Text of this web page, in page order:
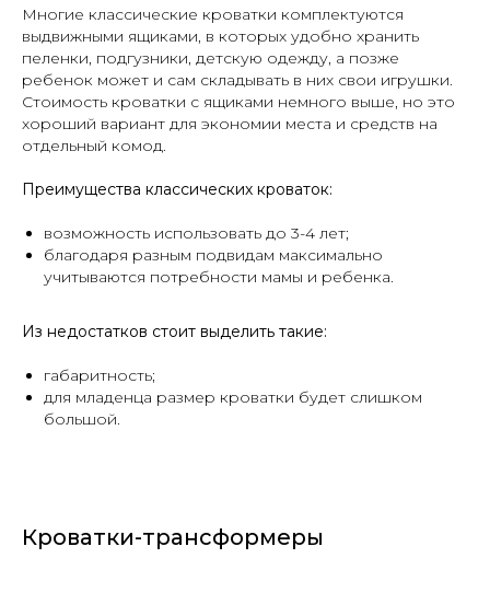
Многие классические кроватки комплектуются
выдвижными ящиками, в которых удобно хранить
пеленки, подгузники, детскую одежду, а позже
ребенок может и сам складывать в них свои игрушки.
Стоимость кроватки с ящиками немного выше, но это
хороший вариант для экономии места и средств на
отдельный комод.
Преимущества классических кроваток:
возможность использовать до 3-4 лет;
благодаря разным подвидам максимально
учитываются потребности мамы и ребенка.
Из недостатков стоит выделить такие:
габаритность;
для младенца размер кроватки будет слишком
большой.
Кроватки-трансформеры